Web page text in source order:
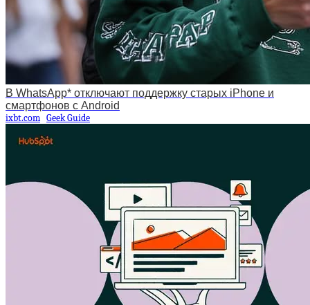
В WhatsApp* отключают поддержку старых iPhone и
смартфонов с Android
ixbt.com Geek Guide